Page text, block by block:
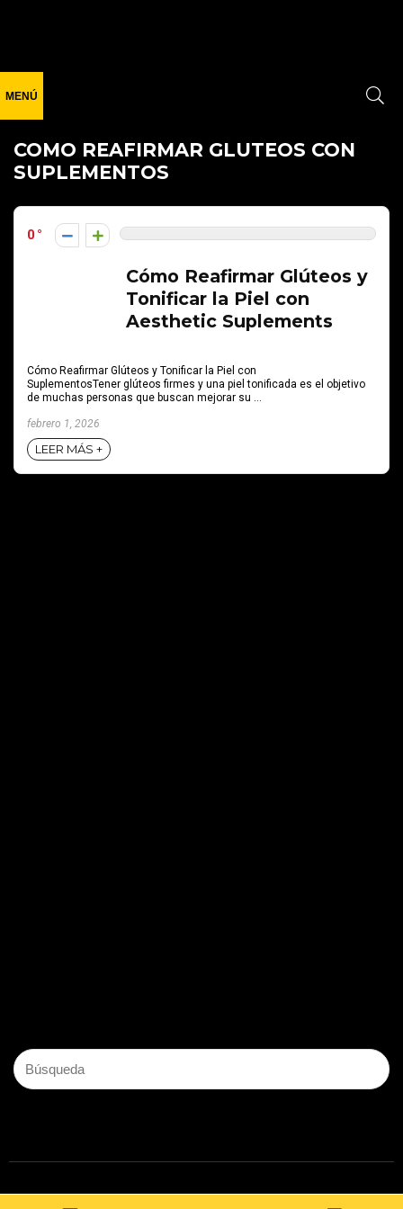
COMO REAFIRMAR GLUTEOS CON
SUPLEMENTOS
0
Cómo Reafirmar Glúteos y
Tonificar la Piel con
Aesthetic Suplements
Cómo Reafirmar Glúteos y Tonificar la Piel con
SuplementosTener glúteos firmes y una piel tonificada es el objetivo
de muchas personas que buscan mejorar su ...
febrero 1, 2026
LEER MÁS +